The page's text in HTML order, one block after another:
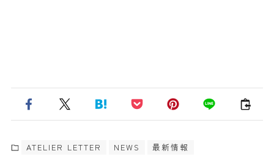
ATELIER LETTER NEWS 最新情報